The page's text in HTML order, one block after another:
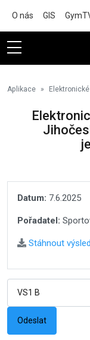
O nás GIS
Aplikace
Datum: 7.6.2025
Pořadatel:
Stáhnout